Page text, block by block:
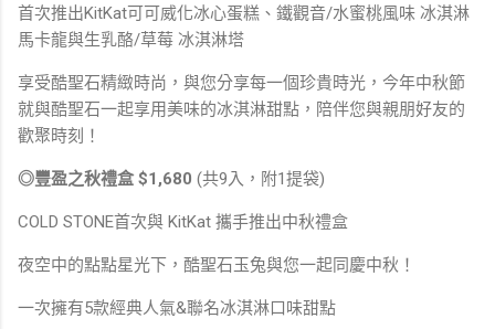
首次推出KitKat可可威化冰心蛋糕、鐵觀音/水蜜桃風味 冰淇淋
馬卡龍與生乳酪/草莓 冰淇淋塔
享受酷聖石精緻時尚，與您分享每一個珍貴時光，今年中秋節
就與酷聖石一起享用美味的冰淇淋甜點，陪伴您與親朋好友的
歡聚時刻！
◎豐盈之秋禮盒 $1,680 (共9入，附1提袋)
COLD STONE首次與 KitKat 攜手推出中秋禮盒
夜空中的點點星光下，酷聖石玉兔與您一起同慶中秋！
一次擁有5款經典人氣&聯名冰淇淋口味甜點